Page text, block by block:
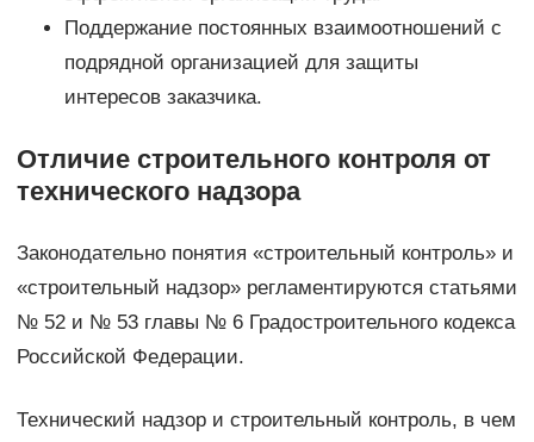
Поддержание постоянных взаимоотношений с
подрядной организацией для защиты
интересов заказчика.
Отличие строительного контроля от
технического надзора
Законодательно понятия «строительный контроль» и
«строительный надзор» регламентируются статьями
№ 52 и № 53 главы № 6 Градостроительного кодекса
Российской Федерации.
Технический надзор и строительный контроль, в чем